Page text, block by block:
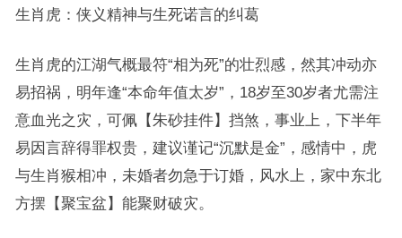
生肖虎：侠义精神与生死诺言的纠葛
生肖虎的江湖气概最符“相为死”的壮烈感，然其冲动亦
易招祸，明年逢“本命年值太岁”，18岁至30岁者尤需注
意血光之灾，可佩【朱砂挂件】挡煞，事业上，下半年
易因言辞得罪权贵，建议谨记“沉默是金”，感情中，虎
与生肖猴相冲，未婚者勿急于订婚，风水上，家中东北
方摆【聚宝盆】能聚财破灾。